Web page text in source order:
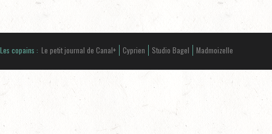
Les copains : Le petit journal de Canal+ Cyprien Studio Bagel Madmoizelle